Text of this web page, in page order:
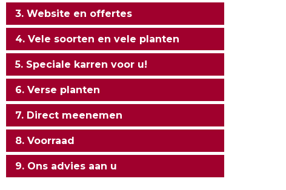
3. Website en offertes
4. Vele soorten en vele planten
5. Speciale karren voor u!
6. Verse planten
7. Direct meenemen
8. Voorraad
9. Ons advies aan u